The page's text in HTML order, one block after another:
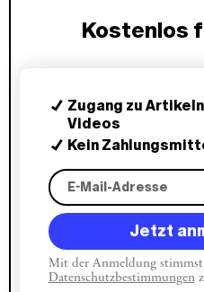
Kostenlos
Zugang zu
Videos
Kein
Jetzt
Mit der Anmeldung stimmst
Datenschutzbestimmungen